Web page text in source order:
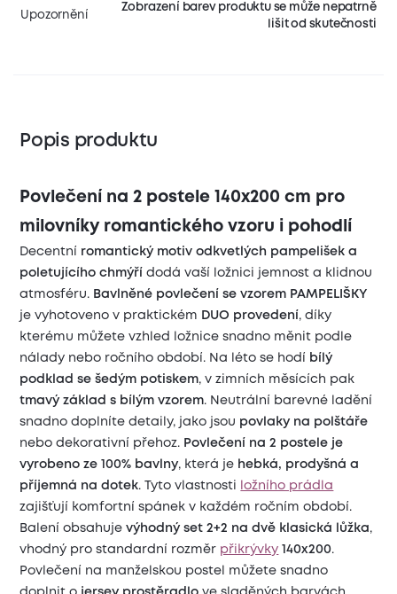
Upozornění
Zobrazení barev produktu se může nepatrně
lišit od skutečnosti
Popis produktu
Povlečení na 2 postele 140x200 cm pro
milovníky romantického vzoru i pohodlí
Decentní romantický motiv odkvetlých pampelišek a
poletujícího chmýří dodá vaší ložnici jemnost a klidnou
atmosféru. Bavlněné povlečení se vzorem PAMPELIŠKY
je vyhotoveno v praktickém
DUO provedení, díky
kterému můžete vzhled ložnice snadno měnit podle
nálady nebo ročního období. Na léto se hodí bílý
podklad se šedým potiskem, v zimních měsících pak
tmavý základ s bílým vzorem. Neutrální barevné ladění
snadno doplníte detaily, jako jsou povlaky na polštáře
nebo dekorativní přehoz. Povlečení na 2 postele je
vyrobeno ze 100% bavlny, která je hebká, prodyšná a
příjemná na dotek. Tyto vlastnosti
ložního prádla
zajišťují komfortní spánek v každém ročním období.
Balení obsahujevýhodný set 2+2 na dvě klasická lůžka,
vhodný pro standardní rozměr přikrývky 140x200.
Povlečení na manželskou postel můžete snadno